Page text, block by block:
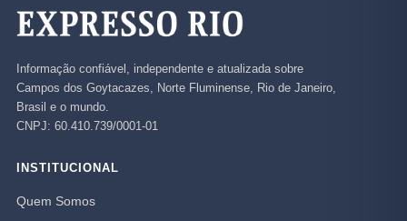
Informação confiável, independente e atualizada sobre
Campos dos Goytacazes, Norte Fluminense, Rio de Janeiro,
Brasil e o mundo.
CNPJ: 60.410.739/0001-01
INSTITUCIONAL
Quem Somos